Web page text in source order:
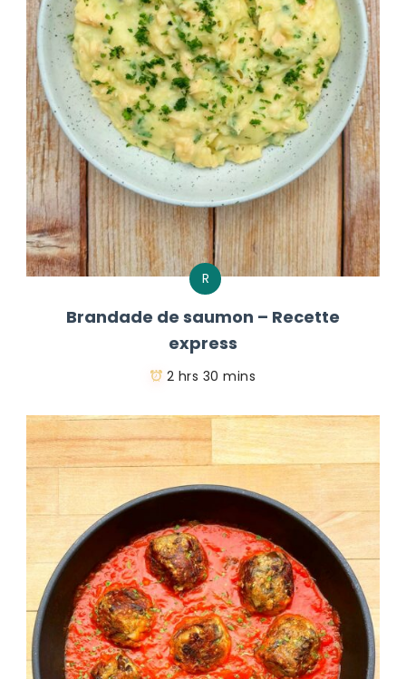
R
Brandade de saumon – Recette
express
2 hrs 30 mins